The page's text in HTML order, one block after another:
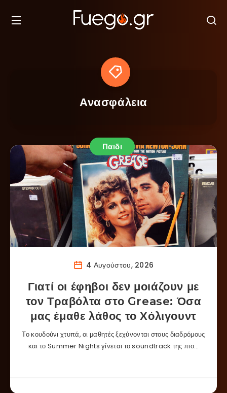
Ανασφάλεια
Παιδι
4 Αυγούστου, 2026
Γιατί οι έφηβοι δεν μοιάζουν με
τον Τραβόλτα στο Grease: Όσα
μας έμαθε λάθος το Χόλιγουντ
Το κουδούνι χτυπά, οι μαθητές ξεχύνονται στους διαδρόμους
και το Summer Nights γίνεται το soundtrack της πιο…